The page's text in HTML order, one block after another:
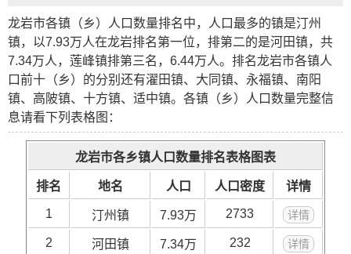
龙岩市各镇（乡）人口数量排名中，人口最多的镇是汀州
镇，以7.93万人在龙岩排名第一位，排第二的是河田镇，共
7.34万人， 莲峰镇排第三名，6.44万人。排名龙岩市各镇人
口前十（乡）的分别还有濯田镇、大同镇、永福镇、南阳
镇、高陂镇、十方镇、适中镇。各镇（乡）人口数量完整信
息请看下列表格图：
龙岩市各乡镇人口数量排名表格图表
排名 地名 人口 人口密度 详情
1 汀州镇 7.93万 2733 详情
2 河田镇 7.34万 232 详情